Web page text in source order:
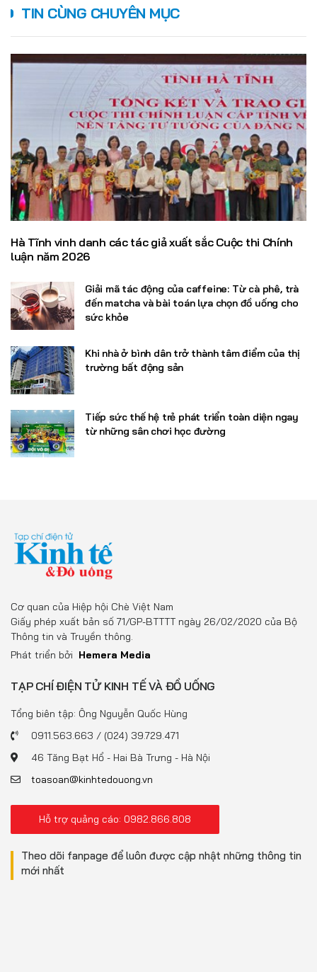
TIN CÙNG CHUYÊN MỤC
Hà Tĩnh vinh danh các tác giả xuất sắc Cuộc thi Chính
luận năm 2026
Giải mã tác động của caffeine: Từ cà phê, trà
đến matcha và bài toán lựa chọn đồ uống cho
sức khỏe
Khi nhà ở bình dân trở thành tâm điểm của thị
trường bất động sản
Tiếp sức thế hệ trẻ phát triển toàn diện ngay
từ những sân chơi học đường
Cơ quan của Hiệp hội Chè Việt Nam
Giấy phép xuất bản số 71/GP-BTTTT ngày 26/02/2020 của Bộ
Thông tin và Truyền thông.
Phát triển bởi Hemera Media
TẠP CHÍ ĐIỆN TỬ KINH TẾ VÀ ĐỒ UỐNG
Tổng biên tập: Ông Nguyễn Quốc Hùng
0911.563.663 / (024) 39.729.471
46 Tăng Bạt Hổ - Hai Bà Trưng - Hà Nội
toasoan@kinhtedouong.vn
Hỗ trợ quảng cáo: 0982.866.808
Theo dõi fanpage để luôn được cập nhật những thông tin
mới nhất